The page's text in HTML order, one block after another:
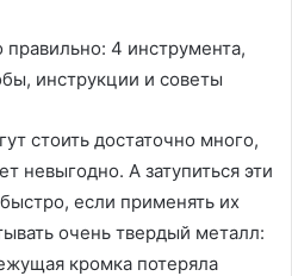
стоить достаточно много,
невыгодно. А затупиться эти
если применять их
очень твердый металл:
кромка потеряла